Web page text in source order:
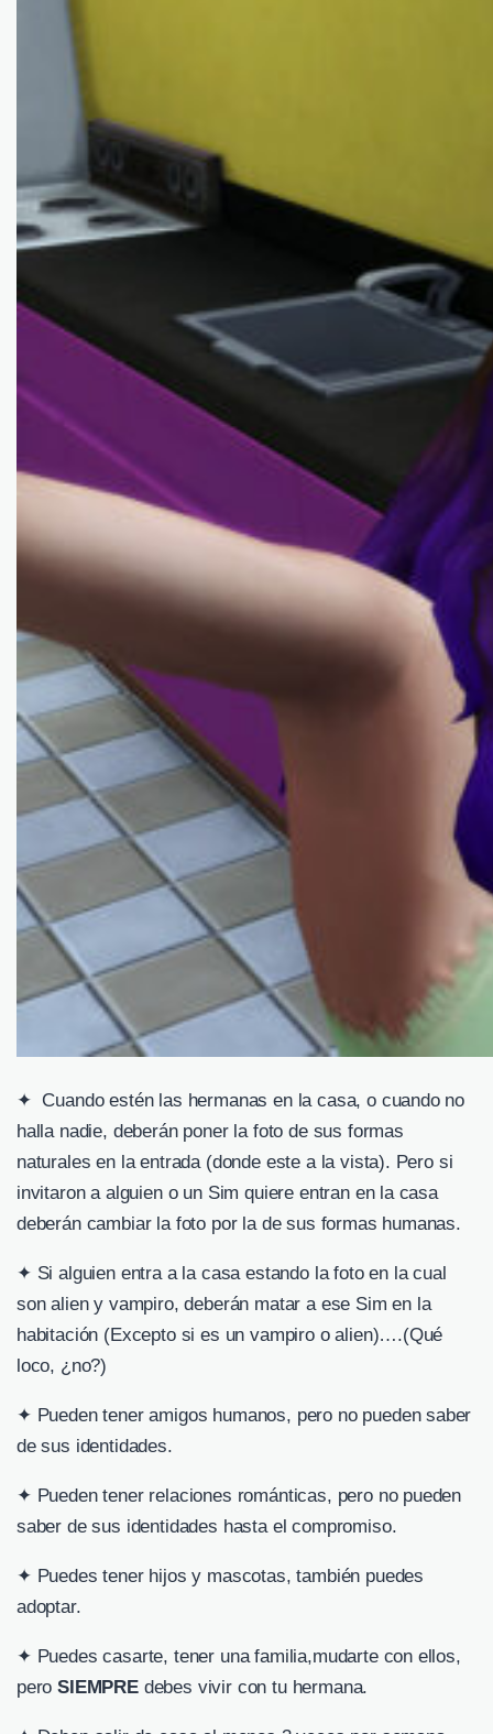
✦ Cuando estén las hermanas en la casa, o cuando no
halla nadie, deberán poner la foto de sus formas
naturales en la entrada (donde este a la vista). Pero si
invitaron a alguien o un Sim quiere entran en la casa
deberán cambiar la foto por la de sus formas humanas.
✦ Si alguien entra a la casa estando la foto en la cual
son alien y vampiro, deberán matar a ese Sim en la
habitación (Excepto si es un vampiro o alien)….(Qué
loco, ¿no?)
✦ Pueden tener amigos humanos, pero no pueden saber
de sus identidades.
✦ Pueden tener relaciones románticas, pero no pueden
saber de sus identidades hasta el compromiso.
✦ Puedes tener hijos y mascotas, también puedes
adoptar.
✦ Puedes casarte, tener una familia,mudarte con ellos,
peroSIEMPREdebes vivir con tu hermana.